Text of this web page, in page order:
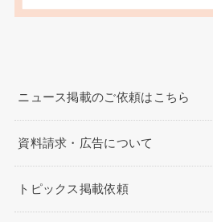
ニュース掲載のご依頼はこちら
資料請求・広告について
トピックス掲載依頼